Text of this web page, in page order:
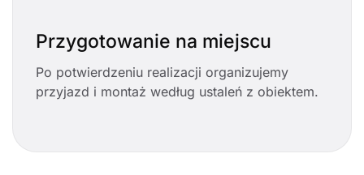
Przygotowanie na miejscu
Po potwierdzeniu realizacji organizujemy
przyjazd i montaż według ustaleń z obiektem.